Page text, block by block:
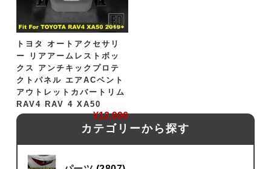
カテゴリーから探す
トヨタ オートアクセサリ
ー リアアームレストボッ
クス アンチキックプロテ
クトパネル エアACベント
アウトレットカバートリム
RAV4 RAV 4 XA50
¥12,996